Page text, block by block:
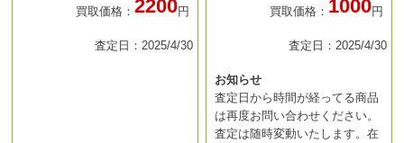
買取価格： 2200円
査定日：2025/4/30
買取価格： 1000円
査定日：2025/4/30
お知らせ
査定日から時間が経ってる商品
は再度お問い合わせください。
査定は随時変動いたします。在